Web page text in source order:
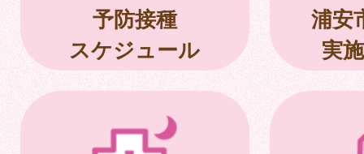
予防接種
スケジュール
浦安
実